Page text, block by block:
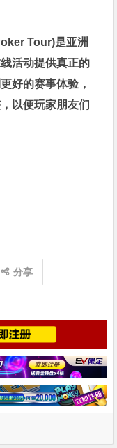
Tour)是亚洲
活动提供真正的
好的赛事体验，
以便玩家朋友们
分享